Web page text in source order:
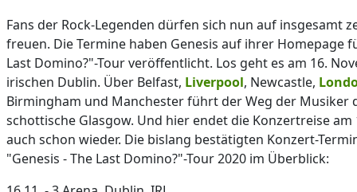
Fans der Rock-Legenden dürfen sich nun auf insgesamt
freuen. Die Termine haben Genesis auf ihrer Homepage
Last Domino?"-Tour veröffentlicht. Los geht es am 16.
irischen Dublin. Über Belfast, Liverpool, Newcastle,
Birmingham und Manchester führt der Weg der Musiker
schottische Glasgow. Und hier endet die Konzertreise am
auch schon wieder. Die bislang bestätigten Konzert-
"Genesis - The Last Domino?"-Tour 2020 im Überblick: